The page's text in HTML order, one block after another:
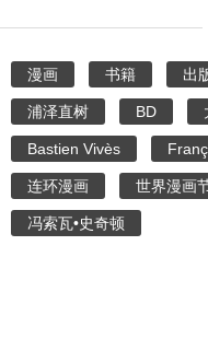
漫画 书籍 出
浦泽直树 BD
Bastien Vivès
连环漫画 世界漫画
冯索瓦•史奇顿